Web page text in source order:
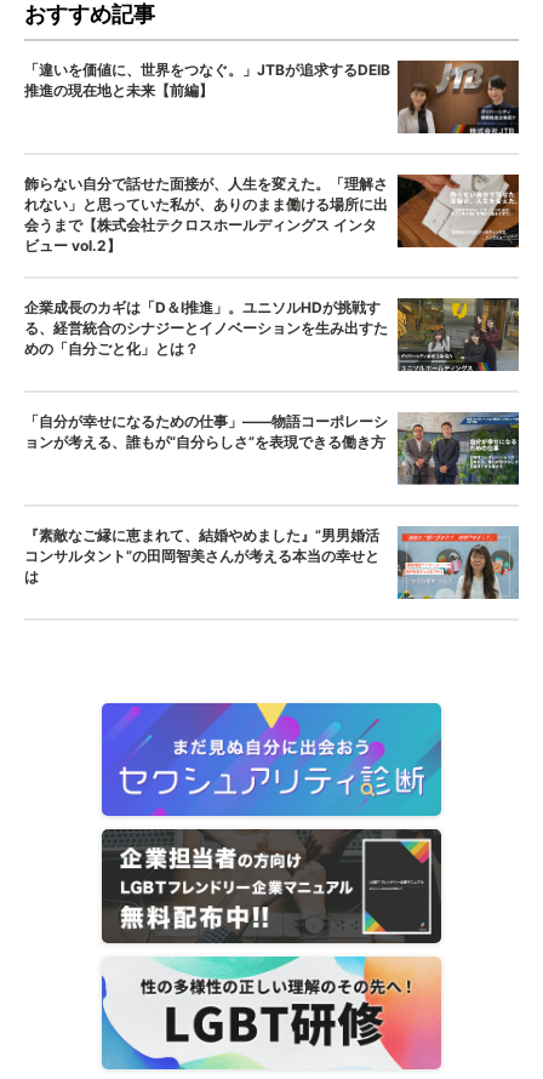
おすすめ記事
「違いを価値に、世界をつなぐ。」JTBが追求するDEIB
推進の現在地と未来【前編】
飾らない自分で話せた面接が、人生を変えた。「理解さ
れない」と思っていた私が、ありのまま働ける場所に出
会うまで【株式会社テクロスホールディングス インタ
ビュー vol.2】
企業成長のカギは「D＆I推進」。ユニソルHDが挑戦す
る、経営統合のシナジーとイノベーションを生み出すた
めの「自分ごと化」とは？
「自分が幸せになるための仕事」——物語コーポレーシ
ョンが考える、誰もが“自分らしさ”を表現できる働き方
『素敵なご縁に恵まれて、結婚やめました』”男男婚活
コンサルタント”の田岡智美さんが考える本当の幸せと
は